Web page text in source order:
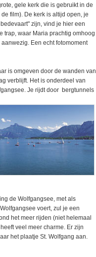
gele kerk die is gebruikt in de
film). De kerk is altijd open, je
zijn, vind je hier een
trap, waar Maria prachtig omhoog
Een echt fotomoment
is omgeven door de wanden van
verblijft. Het is onderdeel van
Je rijdt door bergtunnels
de Wolfgangsee, met als
voert, zul je een
het meer rijden (niet helemaal
veel meer charme. Er zijn
het plaatje St. Wolfgang aan.